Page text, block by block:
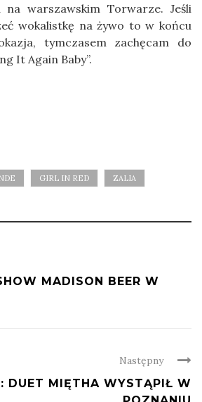
warszawskim Torwarze. Jeśli
wokalistkę na żywo to w końcu
tymczasem zachęcam do
It Again Baby”.
GIRL IN RED ZALIA
MADISON BEER W
Następny
DUET MIĘTHA WYSTĄPIŁ W